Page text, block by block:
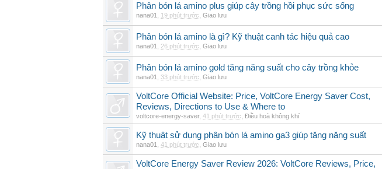
Phân bón lá amino plus giúp cây trồng hồi phục sức sống
nana01 19 phút trước Giao lưu
Phân bón lá amino là gì? Kỹ thuật canh tác hiệu quả cao
nana01 26 phút trước Giao lưu
Phân bón lá amino gold tăng năng suất cho cây trồng khỏe
nana01 33 phút trước Giao lưu
VoltCore Official Website: Price, VoltCore Energy Saver Cost,
Reviews, Directions to Use & Where to
voltcore-energy-saver, 41 phút trước Điều hoà không khí
Kỹ thuật sử dụng phân bón lá amino ga3 giúp tăng năng suất
nana01 41 phút trước Giao lưu
VoltCore Energy Saver Review 2026: VoltCore Reviews, Price,